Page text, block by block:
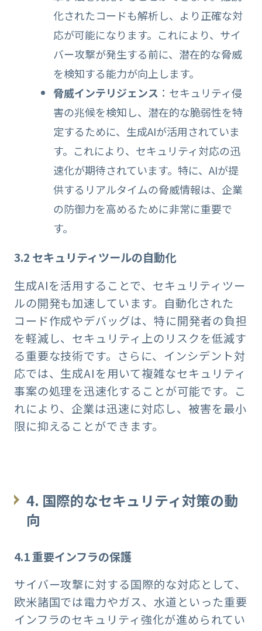
化されたコードも解析し、より正確な対
応が可能になります。これにより、サイ
バー攻撃が発生する前に、潜在的な脅威
を検知する能力が向上します。
脅威インテリジェンス ：セキュリティ侵
害の兆候を検知し、潜在的な脆弱性を特
定するために、生成AIが活用されていま
す。これにより、セキュリティ対応の迅
速化が期待されています。特に、AIが提
供するリアルタイムの脅威情報は、企業
の防御力を高めるために非常に重要で
す。
3.2 セキュリティツールの自動化
生成AIを活用することで、セキュリティツー
ルの開発も加速しています。自動化された
コード作成やデバッグは、特に開発者の負担
を軽減し、セキュリティ上のリスクを低減す
る重要な技術です。さらに、インシデント対
応では、生成AIを用いて複雑なセキュリティ
事案の処理を迅速化することが可能です。こ
れにより、企業は迅速に対応し、被害を最小
限に抑えることができます。
4. 国際的なセキュリティ対策の動
向
4.1 重要インフラの保護
サイバー攻撃に対する国際的な対応として、
欧米諸国では電力やガス、水道といった重要
インフラのセキュリティ強化が進められてい